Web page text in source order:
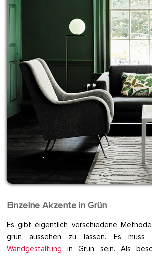
Einzelne Akzente in Grün
Es gibt eigentlich verschiedene
grün aussehen zu lassen. Es muss
Wandgestaltung in Grün sein. Als